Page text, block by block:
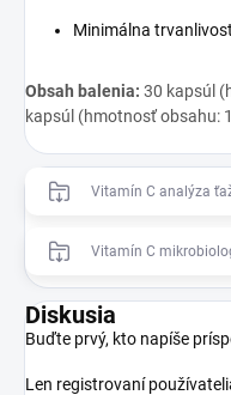
Minimálna
Obsah balenia: 30 kapsúl
kapsúl (hmotnosť obsahu:
Vitamín C analýza
Vitamín C
Diskusia
Buďte prvý, kto napíše
Len registrovaní